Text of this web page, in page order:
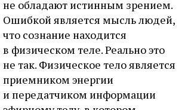
не обладают истинным зрением.
Ошибкой является мысль людей,
что сознание находится
в физическом теле. Реально это
не так. Физическое тело является
приемником энергии
и передатчиком информации